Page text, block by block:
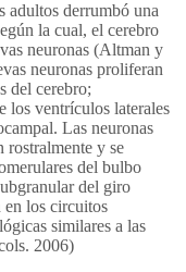
adultos derrumbó una
la cual, el cerebro
neuronas (Altman y
neuronas proliferan
del cerebro;
los ventrículos laterales
Las neuronas
rostralmente y se
del bulbo
del giro
en los circuitos
similares a las
2006)